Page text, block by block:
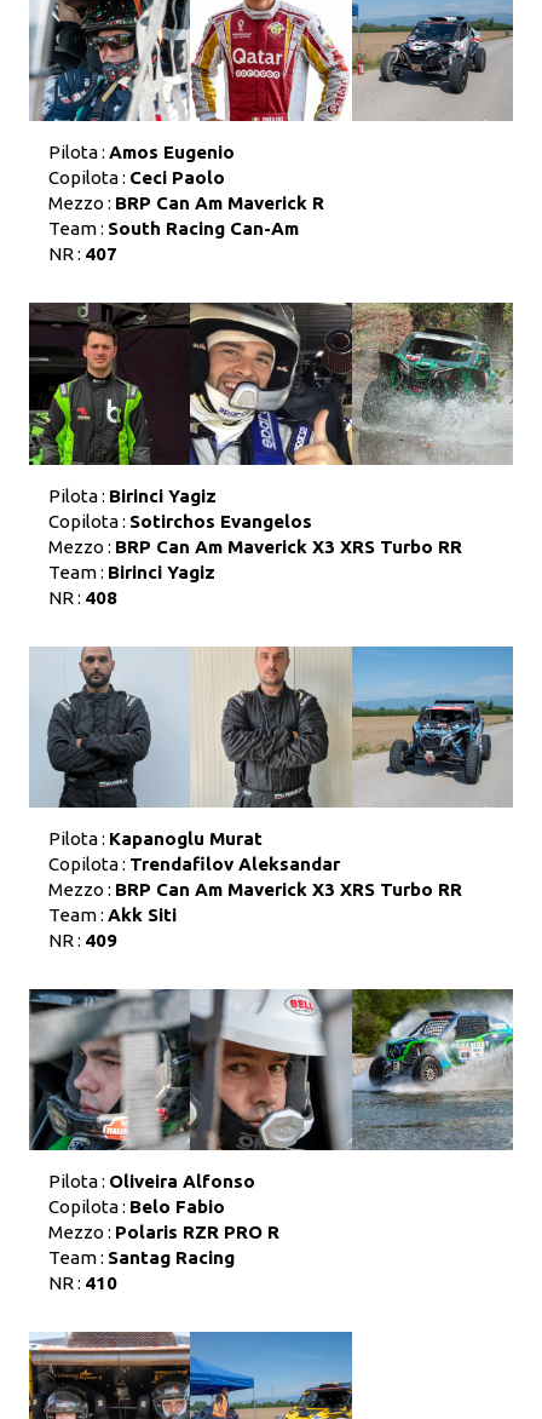
Pilota : Amos Eugenio
Copilota : Ceci Paolo
Mezzo : BRP Can Am Maverick R
Team : South Racing Can-Am
NR : 407
Pilota : Birinci Yagiz
Copilota : Sotirchos Evangelos
Mezzo : BRP Can Am Maverick X3 XRS Turbo RR
Team : Birinci Yagiz
NR : 408
Pilota : Kapanoglu Murat
Copilota : Trendafilov Aleksandar
Mezzo : BRP Can Am Maverick X3 XRS Turbo RR
Team : Akk Siti
NR : 409
Pilota : Oliveira Alfonso
Copilota : Belo Fabio
Mezzo : Polaris RZR PRO R
Team : Santag Racing
NR : 410